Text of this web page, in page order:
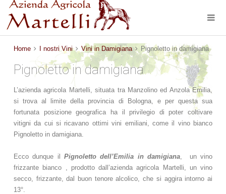
Home I nostri Vini Vini in Damigiana Pignoletto in damigiana
Pignoletto in damigiana
L’azienda agricola Martelli, situata tra Manzolino ed Anzola Emilia,
si trova al limite della provincia di Bologna, e per questa sua
fortunata posizione geografica ha il privilegio di poter coltivare
vitigni da cui si ricavano ottimi vini emiliani, come il vino bianco
Pignoletto in damigiana.
Ecco dunque il Pignoletto dell’Emilia in damigiana, un vino
frizzante bianco , prodotto dall’azienda agricola Martelli, un vino
secco, frizzante, dal buon tenore alcolico, che si aggira intorno ai
13°.